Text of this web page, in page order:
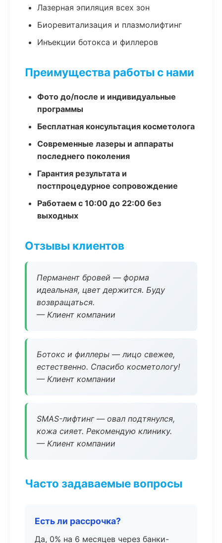
Лазерная эпиляция всех зон
Биоревитализация и плазмолифтинг
Инъекции ботокса и филлеров
Преимущества работы с нами
Фото до/после и индивидуальные
программы
Бесплатная консультация косметолога
Современные лазеры и аппараты
последнего поколения
Гарантия результата и
постпроцедурное сопровождение
Работаем с 10:00 до 22:00 без
выходных
Отзывы клиентов
Перманент бровей — форма
идеальная, цвет держится. Буду
возвращаться.
— Клиент компании
Ботокс и филлеры — лицо свежее,
естественно. Спасибо косметологу!
— Клиент компании
SMAS-лифтинг — овал подтянулся,
кожа сияет. Рекомендую клинику.
— Клиент компании
Часто задаваемые вопросы
Есть ли рассрочка?
Да, 0% на 6 месяцев через банки-